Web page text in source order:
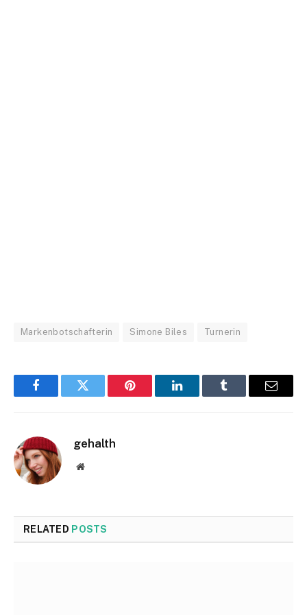
Markenbotschafterin Simone Biles Turnerin
FacebookTwitter Pinterest LinkedInTumblr Email
gehalth
Website
RELATED POSTS